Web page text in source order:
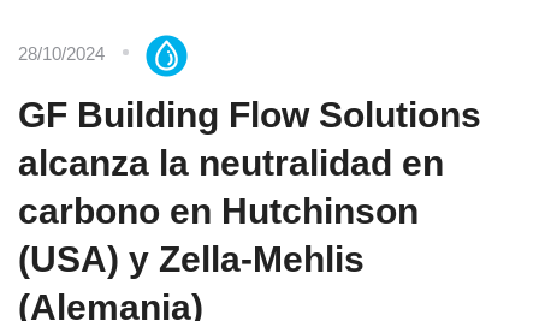
28/10/2024
GF Building Flow Solutions
alcanza la neutralidad en
carbono en Hutchinson
(USA) y Zella-Mehlis
(Alemania)